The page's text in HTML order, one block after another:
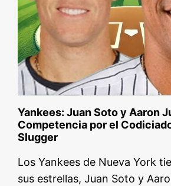
Yankees: Juan Soto y Aaron
Competencia por el
Slugger
Los Yankees de Nueva York
sus estrellas, Juan Soto y